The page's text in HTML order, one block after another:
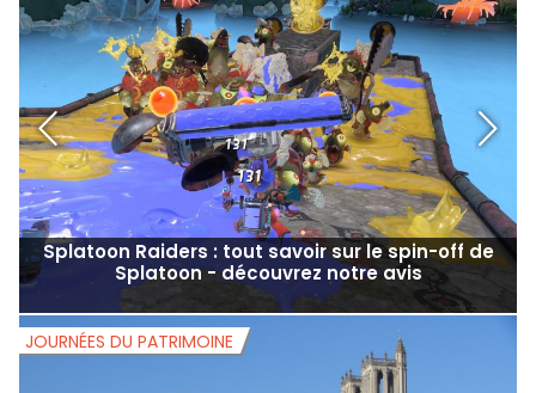
Splatoon Raiders : tout savoir sur le spin-off de
Splatoon - découvrez notre avis
JOURNÉES DU PATRIMOINE